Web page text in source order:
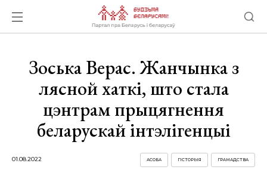
Зоська Верас. Жанчынка з
лясной хаткі, што стала
цэнтрам прыцягнення
беларускай інтэлігенцыі
01.08.2022 ГРАМАДСТВА
ГІСТОРЫЯ
АСОБА